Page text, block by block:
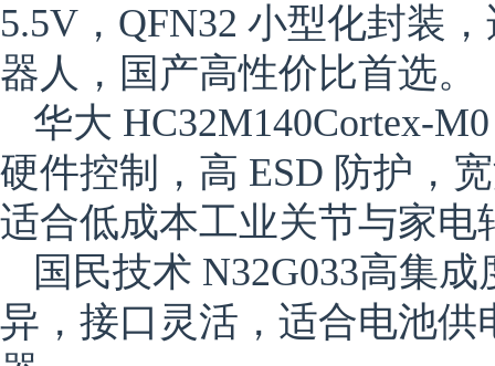
5.5V，QFN32 小型化封装
器人，国产高性价比首选。
华大 HC32M140
硬件控制，高 ESD 防护，
适合低成本工业关节与家电
国民技术 N32G033高集成
异，接口灵活，适合电池